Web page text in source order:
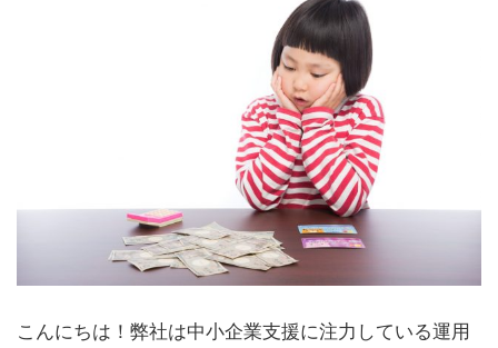
こんにちは！弊社は中小企業支援に注力している運用